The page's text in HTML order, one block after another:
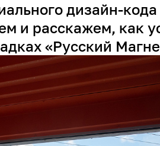
дизайн-
и расскажем, как
«Русский